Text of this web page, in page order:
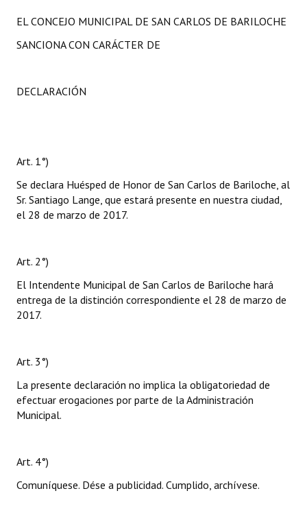
EL CONCEJO MUNICIPAL DE SAN CARLOS DE BARILOCHE
SANCIONA CON CARÁCTER DE
DECLARACIÓN
Art. 1°)
Se declara Huésped de Honor de San Carlos de Bariloche, al
Sr. Santiago Lange, que estará presente en nuestra ciudad,
el 28 de marzo de 2017.
Art. 2°)
El Intendente Municipal de San Carlos de Bariloche hará
entrega de la distinción correspondiente el 28 de marzo de
2017.
Art. 3°)
La presente declaración no implica la obligatoriedad de
efectuar erogaciones por parte de la Administración
Municipal.
Art. 4°)
Comuníquese. Dése a publicidad. Cumplido, archívese.